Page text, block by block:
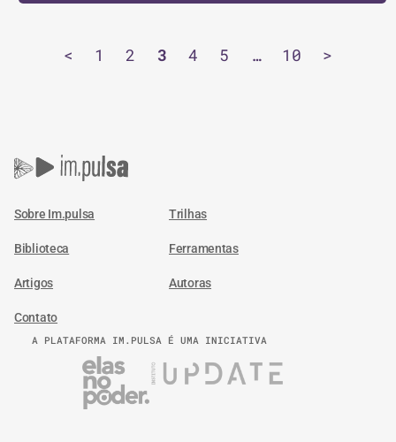
< 1 2 3 4 5 … 10 >
Sobre Im.pulsa Trilhas
Biblioteca Ferramentas
Artigos Autoras
Contato
A PLATAFORMA IM.PULSA É UMA INICIATIVA